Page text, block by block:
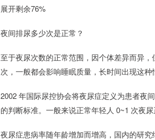
展开剩余76%
夜间排尿多少次是正常？
至于夜尿次数的正常范围，因个体差异而异
次，一般都会影响睡眠质量，长时间出现这种
2002 年国际尿控协会将夜尿症定义为患者夜
的判断标准。一般来说正常年轻人 0~1 次夜
夜尿症患病率随年龄增加而增高，国内的研